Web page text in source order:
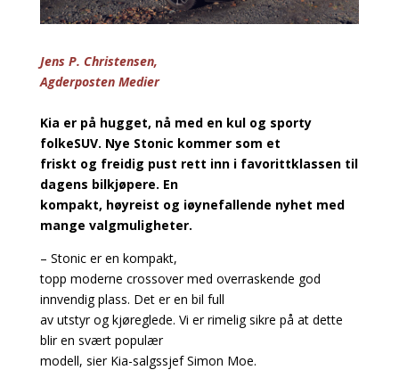
Jens P. Christensen,
Agderposten Medier
Kia er på hugget, nå med en kul og sporty
folkeSUV. Nye Stonic kommer som et
friskt og freidig pust rett inn i favorittklassen til
dagens bilkjøpere. En
kompakt, høyreist og iøynefallende nyhet med
mange valgmuligheter.
– Stonic er en kompakt,
topp moderne crossover med overraskende god
innvendig plass. Det er en bil full
av utstyr og kjøreglede. Vi er rimelig sikre på at dette
blir en svært populær
modell, sier Kia-salgssjef Simon Moe.